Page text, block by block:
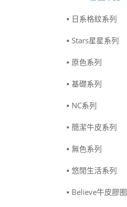
日系格紋系列
Stars星星系列
原色系列
基礎系列
NC系列
簡潔牛皮系列
無色系列
悠閒生活系列
Believe牛皮膠圈